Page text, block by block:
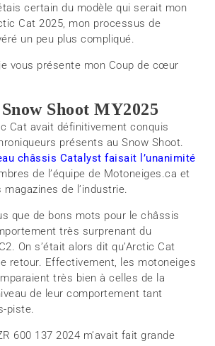
certain du modèle qui serait mon
Cat 2025, mon processus de
un peu plus compliqué.
vous présente mon Coup de cœur
Shoot MY2025
Cat avait définitivement conquis
présents au Snow Shoot.
châssis Catalyst faisait l’unanimité
de l’équipe de Motoneiges.ca et
de l’industrie.
que de bons mots pour le châssis
très surprenant du
On s’était alors dit qu’Arctic Cat
retour. Effectivement, les motoneiges
très bien à celles de la
de leur comportement tant
piste.
600 137 2024 m’avait fait grande